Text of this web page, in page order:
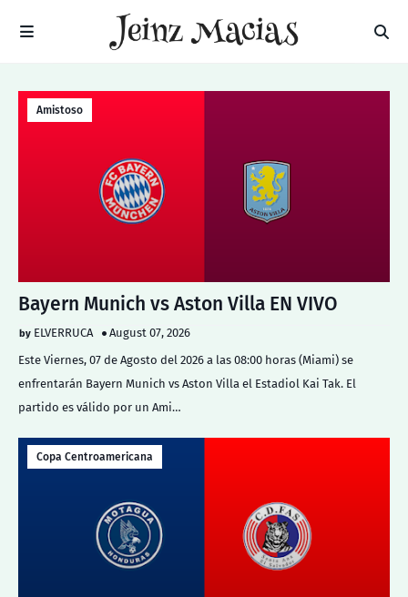
Amistoso
Bayern Munich vs Aston Villa EN VIVO
ELVERRUCA
August 07, 2026
Este Viernes, 07 de Agosto del 2026 a las 08:00 horas (Miami) se
enfrentarán Bayern Munich vs Aston Villa el Estadiol Kai Tak. El
partido es válido por un Ami…
Copa Centroamericana